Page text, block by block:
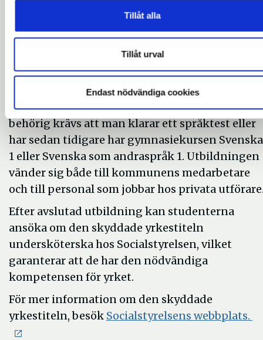
Tillåt alla
Tillåt urval
Endast nödvändiga cookies
Utbildningen är en del av en nationell satsning
på undersköterskor. Utbildningen pågår under
två år och genomförs på betald arbetstid.
Eleverna studerar två dagar i veckan, både på
plats och genom hemstudier. För att vara
behörig krävs att man klarar ett språktest eller
har sedan tidigare har gymnasiekursen Svenska
1 eller Svenska som andraspråk 1. Utbildningen
vänder sig både till kommunens medarbetare
och till personal som jobbar hos privata
Efter avslutad utbildning kan studenterna
ansöka om den skyddade yrkestiteln
undersköterska hos Socialstyrelsen, vilket
garanterar att de har den nödvändiga
kompetensen för yrket.
För mer information om den skyddade
yrkestiteln, besök Socialstyrelsens webbplats.